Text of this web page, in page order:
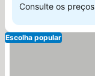
Consulte os
Escolha popular